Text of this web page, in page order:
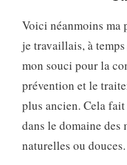
Voici néanmoins ma
je travaillais, à
mon souci pour la
prévention et le
plus ancien. Cela
dans le domaine des
naturelles ou douces.